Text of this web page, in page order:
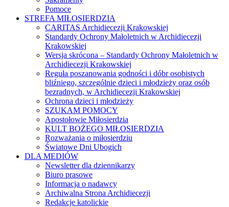
Pomoce
STREFA MIŁOSIERDZIA
CARITAS Archidiecezji Krakowskiej
Standardy Ochrony Małoletnich w Archidiecezji
Krakowskiej
Wersja skrócona – Standardy Ochrony Małoletnich w
Archidiecezji Krakowskiej
Reguła poszanowania godności i dóbr osobistych
bliźniego, szczególnie dzieci i młodzieży oraz osób
bezradnych, w Archidiecezji Krakowskiej
Ochrona dzieci i młodzieży
SZUKAM POMOCY
Apostołowie Miłosierdzia
KULT BOŻEGO MIŁOSIERDZIA
Rozważania o miłosierdziu
Światowe Dni Ubogich
DLA MEDIÓW
Newsletter dla dziennikarzy
Biuro prasowe
Informacja o nadawcy
Archiwalna Strona Archidiecezji
Redakcje katolickie